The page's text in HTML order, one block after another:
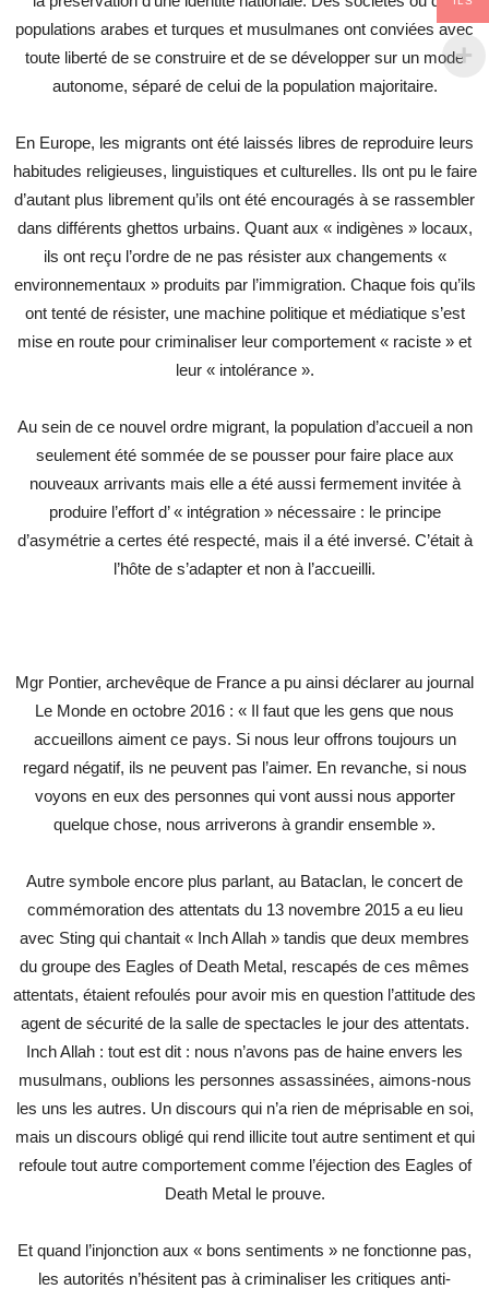
populations arabes et turques et musulmanes ont conviées avec
toute liberté de se construire et de se développer sur un mode
autonome, séparé de celui de la population majoritaire.
En Europe, les migrants ont été laissés libres de reproduire leurs
habitudes religieuses, linguistiques et culturelles. Ils ont pu le faire
d’autant plus librement qu’ils ont été encouragés à se rassembler
dans différents ghettos urbains. Quant aux « indigènes » locaux,
ils ont reçu l’ordre de ne pas résister aux changements «
environnementaux » produits par l’immigration. Chaque fois qu’ils
ont tenté de résister, une machine politique et médiatique s’est
mise en route pour criminaliser leur comportement « raciste » et
leur « intolérance ».
Au sein de ce nouvel ordre migrant, la population d’accueil a non
seulement été sommée de se pousser pour faire place aux
nouveaux arrivants mais elle a été aussi fermement invitée à
produire l’effort d’ « intégration » nécessaire : le principe
d’asymétrie a certes été respecté, mais il a été inversé. C’était à
l’hôte de s’adapter et non à l’accueilli.
Mgr Pontier, archevêque de France a pu ainsi déclarer au journal
Le Monde en octobre 2016 : « Il faut que les gens que nous
accueillons aiment ce pays. Si nous leur offrons toujours un
regard négatif, ils ne peuvent pas l’aimer. En revanche, si nous
voyons en eux des personnes qui vont aussi nous apporter
quelque chose, nous arriverons à grandir ensemble ».
Autre symbole encore plus parlant, au Bataclan, le concert de
commémoration des attentats du 13 novembre 2015 a eu lieu
avec Sting qui chantait « Inch Allah » tandis que deux membres
du groupe des Eagles of Death Metal, rescapés de ces mêmes
attentats, étaient refoulés pour avoir mis en question l’attitude des
agent de sécurité de la salle de spectacles le jour des attentats.
Inch Allah : tout est dit : nous n’avons pas de haine envers les
musulmans, oublions les personnes assassinées, aimons-nous
les uns les autres. Un discours qui n’a rien de méprisable en soi,
mais un discours obligé qui rend illicite tout autre sentiment et qui
refoule tout autre comportement comme l’éjection des Eagles of
Death Metal le prouve.
Et quand l’injonction aux « bons sentiments » ne fonctionne pas,
les autorités n’hésitent pas à criminaliser les critiques anti-